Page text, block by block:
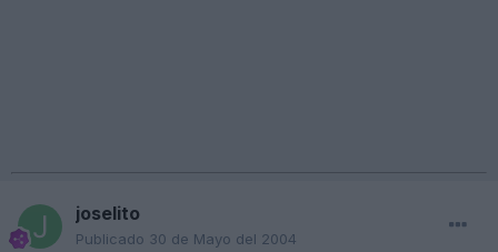
joselito
Publicado 30 de Mayo del 2004